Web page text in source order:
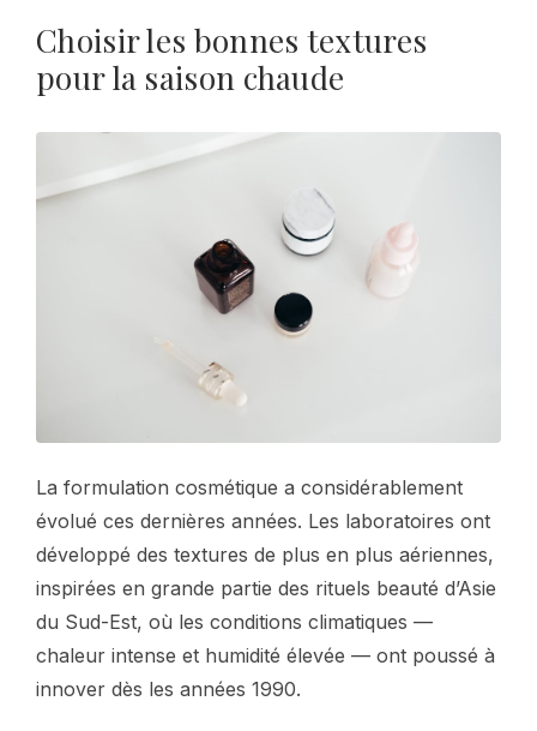
Choisir les bonnes textures
pour la saison chaude
La formulation cosmétique a considérablement
évolué ces dernières années. Les laboratoires ont
développé des textures de plus en plus aériennes,
inspirées en grande partie des rituels beauté d’Asie
du Sud-Est, où les conditions climatiques —
chaleur intense et humidité élevée — ont poussé à
innover dès les années 1990.